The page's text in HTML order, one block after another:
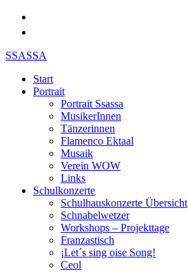
SSASSA
Start
Portrait
Portrait Ssassa
MusikerInnen
Tänzerinnen
Flamenco Ektaal
Musaik
Verein WOW
Links
Schulkonzerte
Schulhauskonzerte Übersicht
Schnabelwetzer
Workshops – Projekttage
Franzastisch
¡Let´s sing oise Song!
Ceol